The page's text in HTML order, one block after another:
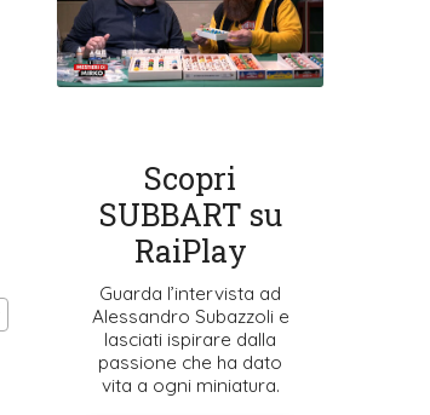
Scopri
SUBBART su
RaiPlay
Guarda l’intervista ad
Alessandro Subazzoli e
lasciati ispirare dalla
passione che ha dato
vita a ogni miniatura.